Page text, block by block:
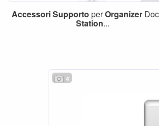
AccessoriSupporto perOrganizer
Station...
4